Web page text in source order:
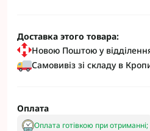
Доставка этого товара:
Новою Поштою у
Самовивіз зі складу в
Оплата
Оплата готівкою при отриманні;